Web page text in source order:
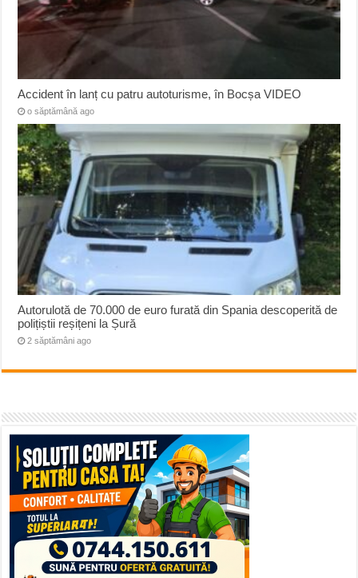
Accident în lanț cu patru autoturisme, în Bocșa VIDEO
o săptămână ago
Autorulotă de 70.000 de euro furată din Spania descoperită de
polițiștii reșițeni la Șură
2 săptămâni ago